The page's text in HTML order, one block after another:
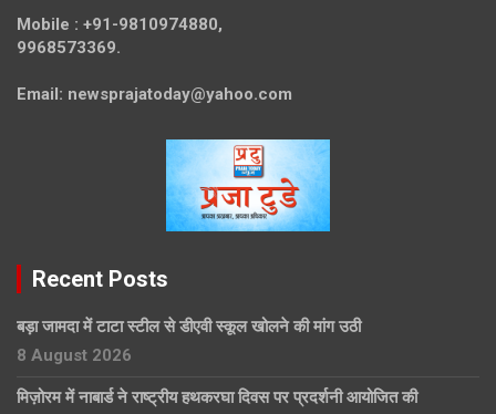
Mobile : +91-9810974880,
9968573369.
Email: newsprajatoday@yahoo.com
Recent Posts
बड़ा जामदा में टाटा स्टील से डीएवी स्कूल खोलने की मांग उठी
8 August 2026
मिज़ोरम में नाबार्ड ने राष्ट्रीय हथकरघा दिवस पर प्रदर्शनी आयोजित की